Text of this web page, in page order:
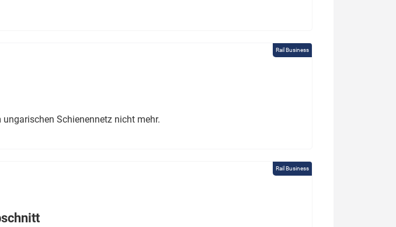
Rail Business
Schienennetz nicht mehr.
Rail Business